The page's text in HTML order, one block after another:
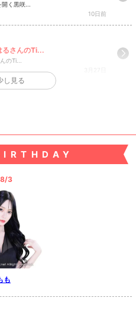
開く黒咲...
10日前
るさんのTi...
のTi...
し見る
3
も